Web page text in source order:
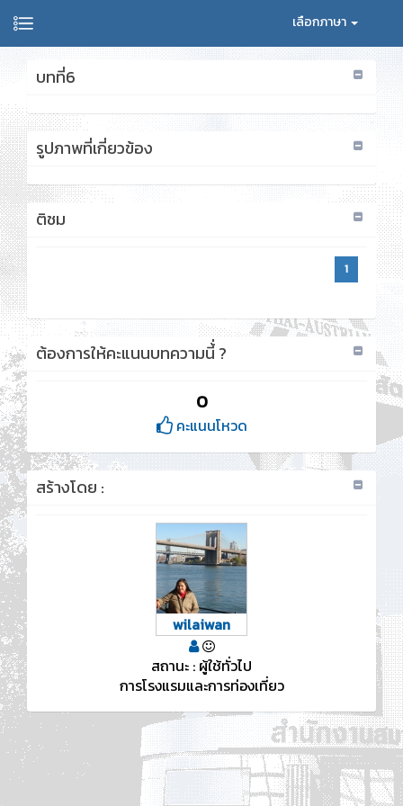
เลือกภาษา
บทที่6
รูปภาพที่เกี่ยวข้อง
ติชม
1
ต้องการให้คะแนนบทความนี้่ ?
0
คะแนนโหวด
สร้างโดย :
wilaiwan
สถานะ : ผู้ใช้ทั่วไป
การโรงแรมและการท่องเที่ยว